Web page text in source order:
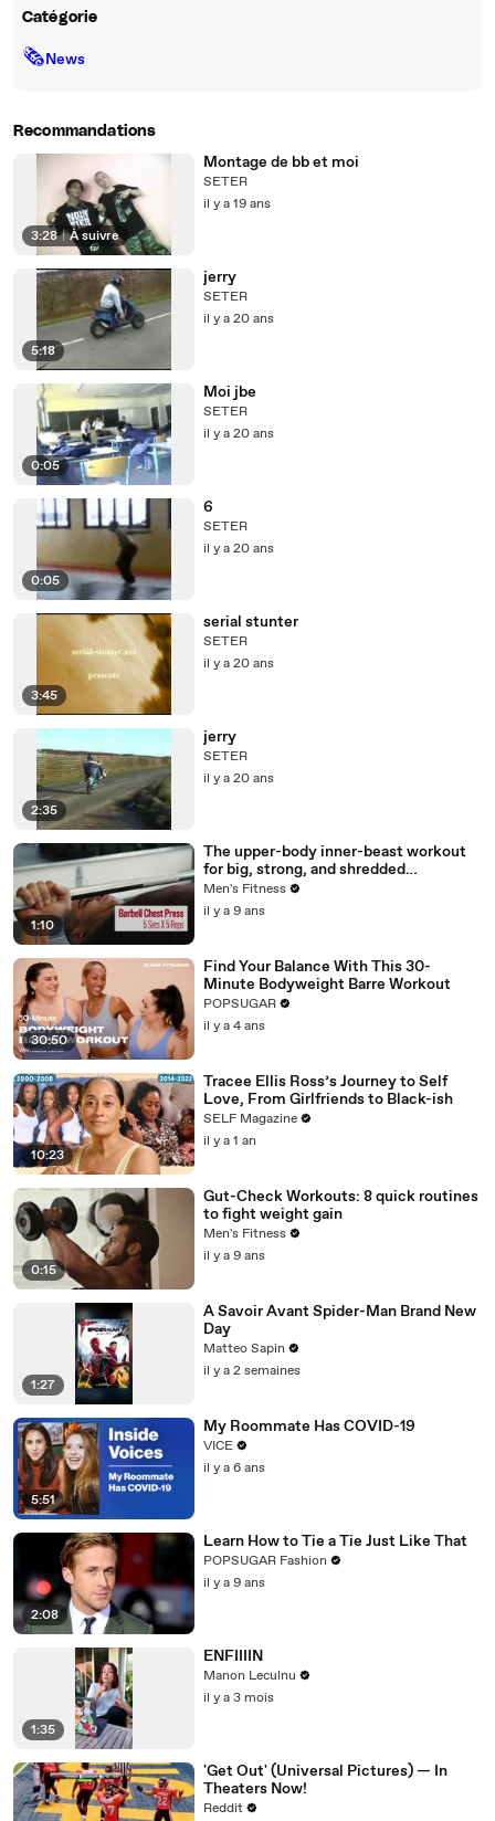
Catégorie
🗞News
Recommandations
3:28 | À suivre
Montage de bb et moi
SETER
il y a 19 ans
5:18
jerry
SETER
il y a 20 ans
0:05
Moi jbe
SETER
il y a 20 ans
0:05
6
SETER
il y a 20 ans
3:45
serial stunter
SETER
il y a 20 ans
2:35
jerry
SETER
il y a 20 ans
1:10
The upper-body inner-beast workout
for big, strong, and shredded
shoulders, pecs, and triceps
Men's Fitness
il y a 9 ans
30:50
Find Your Balance With This 30-
Minute Bodyweight Barre Workout
POPSUGAR
il y a 4 ans
10:23
Tracee Ellis Ross’s Journey to Self
Love, From Girlfriends to Black-ish
SELF Magazine
il y a 1 an
0:15
Gut-Check Workouts: 8 quick routines
to fight weight gain
Men's Fitness
il y a 9 ans
1:27
A Savoir Avant Spider-Man Brand New
Day
Matteo Sapin
il y a 2 semaines
5:51
My Roommate Has COVID-19
VICE
il y a 6 ans
2:08
Learn How to Tie a Tie Just Like That
POPSUGAR Fashion
il y a 9 ans
1:35
ENFIIIIN
Manon Leculnu
il y a 3 mois
'Get Out' (Universal Pictures) — In
Theaters Now!
Reddit